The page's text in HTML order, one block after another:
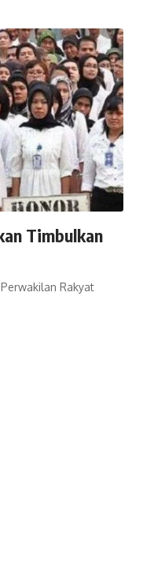
Timbulkan
Perwakilan Rakyat